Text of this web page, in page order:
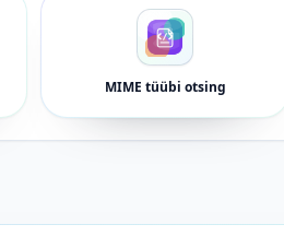
MIME tüübi otsing